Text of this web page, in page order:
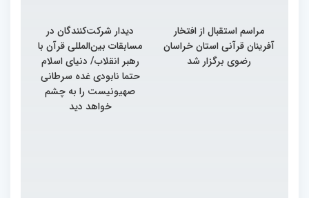
مراسم استقبال از افتخار
آفرینان قرآنی استان خراسان
رضوی برگزار شد
دیدار شرکت‌کنندگان در
مسابقات بین‌المللی قرآن با
رهبر انقلاب/ دنیای اسلام
حتما نابودی غده سرطانی
صهیونیست را به چشم
خواهد دید